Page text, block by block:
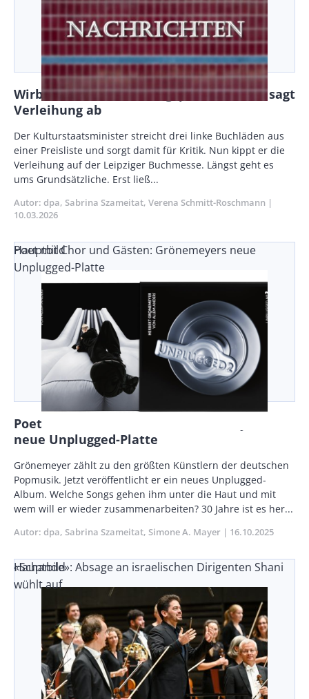
Wirbel um Buchhandlungspreis: Weimer sagt
Verleihung ab
Body
Der Kulturstaatsminister streicht drei linke Buchläden aus
einer Preisliste und sorgt damit für Kritik. Nun kippt er die
Verleihung auf der Leipziger Buchmesse. Längst geht es
ums Grundsätzliche. Erst ließ...
Autor dpa Sabrina Szameitat Verena Schmitt-Roschmann
10.03.2026
Poet mit Chor und Gästen: Grönemeyers neue
Unplugged-Platte
Hauptbild
Poet mit Chor und Gästen: Grönemeyers
neue Unplugged-Platte
Body
Grönemeyer zählt zu den größten Künstlern der deutschen
Popmusik. Jetzt veröffentlicht er ein neues Unplugged-
Album. Welche Songs gehen ihm unter die Haut und mit
wem will er wieder zusammenarbeiten? 30 Jahre ist es her...
Autor dpa Sabrina Szameitat Simone A. Mayer 16.10.2025
«Schande»: Absage an israelischen Dirigenten Shani
wühlt auf
Hauptbild